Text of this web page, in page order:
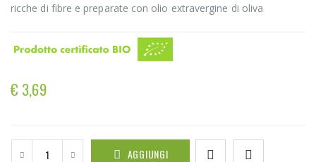
ricche di fibre e preparate con olio extravergine di oliva
€ 3,69
AGGIUNGI